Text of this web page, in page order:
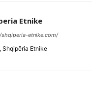
Etnike
etnike.com/
Shqipëria Etnike